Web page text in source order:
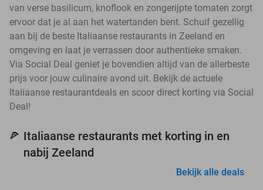
van verse basilicum, knoflook en zongerijpte tomaten zorgt
ervoor dat je al aan het watertanden bent. Schuif gezellig
aan bij de beste Italiaanse restaurants in Zeeland en
omgeving en laat je verrassen door authentieke smaken.
Via Social Deal geniet je bovendien altijd van de allerbeste
prijs voor jouw culinaire avond uit. Bekijk de actuele
Italiaanse restaurantdeals en scoor direct korting via Social
Deal!
🍕 Italiaanse restaurants met korting in en
nabij Zeeland
Bekijk alle deals